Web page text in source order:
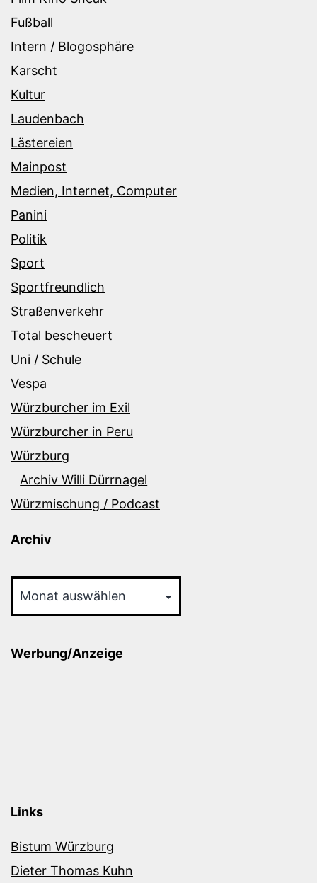
Fußball
Intern / Blogosphäre
Karscht
Kultur
Laudenbach
Lästereien
Mainpost
Medien, Internet, Computer
Panini
Politik
Sport
Sportfreundlich
Straßenverkehr
Total bescheuert
Uni / Schule
Vespa
Würzburcher im Exil
Würzburcher in Peru
Würzburg
Archiv Willi Dürrnagel
Würzmischung / Podcast
Archiv
Werbung/Anzeige
Links
Bistum Würzburg
Dieter Thomas Kuhn